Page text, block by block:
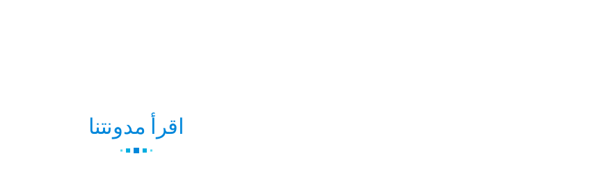
اقرأ مدونتنا